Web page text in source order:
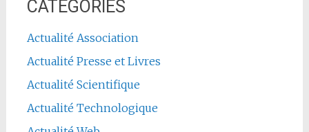
CATEGORIES
Actualité Association
Actualité Presse et Livres
Actualité Scientifique
Actualité Technologique